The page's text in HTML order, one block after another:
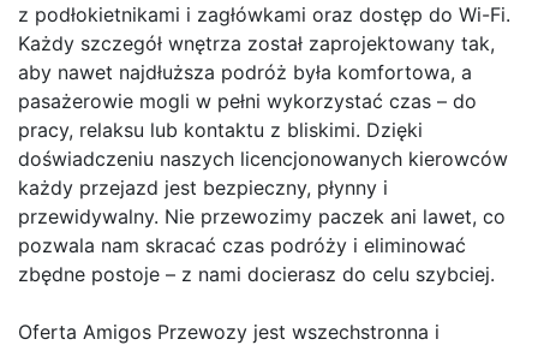
z podłokietnikami i zagłówkami oraz dostęp do Wi-Fi.
Każdy szczegół wnętrza został zaprojektowany tak,
aby nawet najdłuższa podróż była komfortowa, a
pasażerowie mogli w pełni wykorzystać czas – do
pracy, relaksu lub kontaktu z bliskimi. Dzięki
doświadczeniu naszych licencjonowanych kierowców
każdy przejazd jest bezpieczny, płynny i
przewidywalny. Nie przewozimy paczek ani lawet, co
pozwala nam skracać czas podróży i eliminować
zbędne postoje – z nami docierasz do celu szybciej.
Oferta Amigos Przewozy jest wszechstronna i